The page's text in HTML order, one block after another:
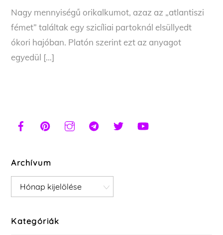
Nagy mennyiségű orikalkumot, azaz az „atlantiszi
fémet” találtak egy szicíliai partoknál elsüllyedt
ókori hajóban. Platón szerint ezt az anyagot
egyedül […]
Archívum
Archívum
Kategóriák